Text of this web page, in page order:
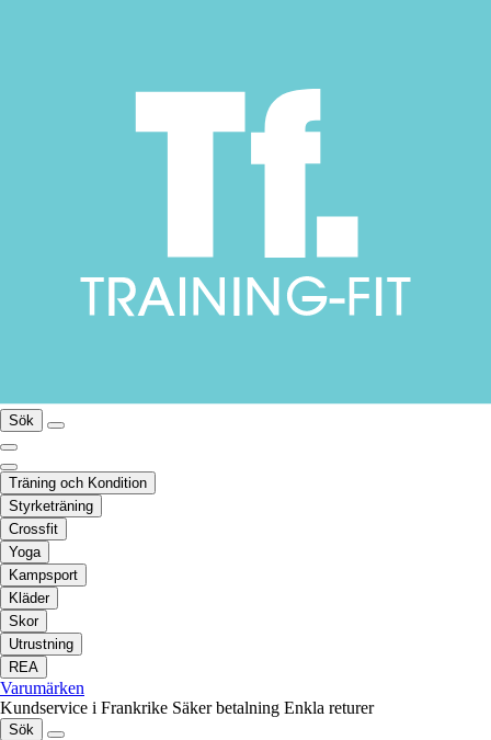
Sök
Träning och Kondition
Styrketräning
Crossfit
Yoga
Kampsport
Kläder
Skor
Utrustning
REA
Varumärken
Kundservice i Frankrike Säker betalning Enkla returer
Sök